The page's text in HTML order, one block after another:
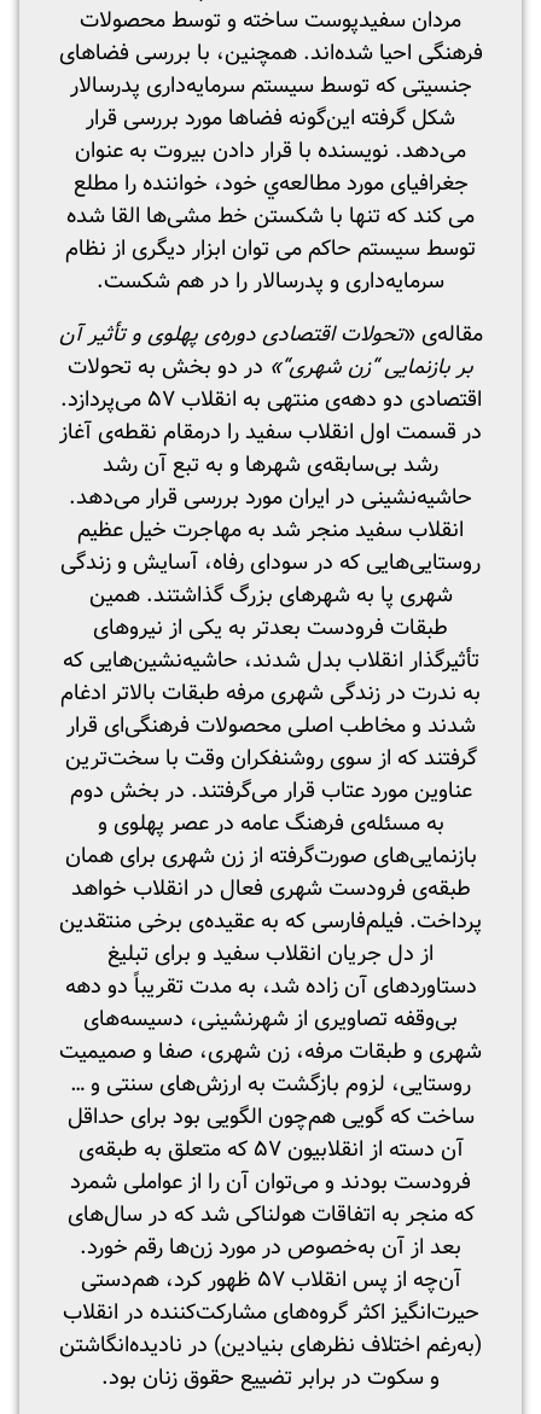
مردان سفیدپوست ساخته و توسط محصولات
فرهنگی احیا شده‌اند. همچنین، با بررسی فضاهای
جنسیتی که توسط سیستم سرمایه‌داری پدرسالار
شکل گرفته این‌گونه فضاها مورد بررسی قرار
می‌دهد. نویسنده با قرار دادن بیروت به عنوان
جغرافیای مورد مطالعه‌ي خود، خواننده را مطلع
می کند که تنها با شکستن خط مشی‌ها القا شده
توسط سیستم حاکم می توان ابزار دیگری از نظام
سرمایه‌داری و پدرسالار را در هم شکست.
مقاله‌ی «تحولات اقتصادی دوره‌ی پهلوی و تأثیر آن
بر بازنمایی“زن شهری“
» در دو بخش به تحولات
اقتصادی دو دهه‌ی منتهی به انقلاب ۵۷ می‌پردازد.
در قسمت اول انقلاب سفید را درمقام نقطه‌ی آغاز
رشد بی‌سابقه‌ی شهرها و به تبع آن رشد
حاشیه‌نشینی در ایران مورد بررسی قرار می‌دهد.
انقلاب سفید منجر شد به مهاجرت خیل عظیم
روستایی‌هایی که در سودای رفاه، آسایش و زندگی
شهری پا به شهرهای بزرگ گذاشتند. همین
طبقات فرودست بعدتر به یکی از نیروهای
تأثیرگذار انقلاب بدل شدند، حاشیه‌نشین‌هایی که
به ندرت در زندگی شهری مرفه طبقات بالاتر ادغام
شدند و مخاطب اصلی محصولات فرهنگی‌ای قرار
گرفتند که از سوی روشنفکران وقت با سخت‌ترین
عناوین مورد عتاب قرار می‌گرفتند. در بخش دوم
به مسئله‌ی فرهنگ عامه در عصر پهلوی و
بازنمایی‌های صورت‌گرفته از زن شهری برای همان
طبقه‌ی فرودست شهری فعال در انقلاب خواهد
پرداخت. فیلم‌فارسی که به عقیده‌ی برخی منتقدین
از دل جریان انقلاب سفید و برای تبلیغ
دستاوردهای آن زاده شد، به مدت تقریباً دو دهه
بی‌وقفه تصاویری از شهرنشینی، دسیسه‌های
شهری و طبقات مرفه، زن شهری، صفا و صمیمیت
روستایی، لزوم بازگشت به ارزش‌های سنتی و …
ساخت که گویی هم‌چون الگویی بود برای حداقل
آن دسته از انقلابیون ۵۷ که متعلق به طبقه‌ی
فرودست بودند و می‌توان آن را از عواملی شمرد
که منجر به اتفاقات هولناکی شد که در سال‌های
بعد از آن به‌خصوص در مورد زن‌ها رقم خورد.
آن‌چه از پس انقلاب ۵۷ ظهور کرد، هم‌دستی
حیرت‌انگیز اکثر گروه‌های مشارکت‌کننده در انقلاب
(به‌رغم اختلاف نظرهای بنیادین) در نادیده‌انگاشتن
و سکوت در برابر تضییع حقوق زنان بود.